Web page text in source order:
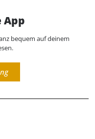
App
bequem auf deinem